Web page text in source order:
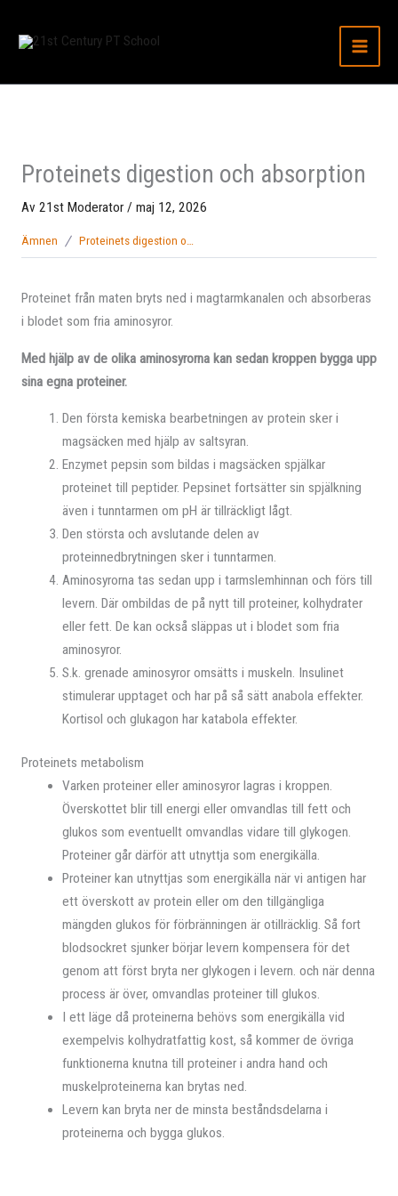
Proteinets digestion och absorption
Av 21st Moderator/ maj 12, 2026
Ämnen
Proteinet från maten bryts ned i magtarmkanalen och absorberas
i blodet som fria aminosyror.
Med hjälp av de olika aminosyrorna kan sedan kroppen bygga upp
sina egna proteiner.
Den första kemiska bearbetningen av protein sker i
magsäcken med hjälp av saltsyran.
Enzymet pepsin som bildas i magsäcken spjälkar
proteinet till peptider. Pepsinet fortsätter sin spjälkning
även i tunntarmen om pH är tillräckligt lågt.
Den största och avslutande delen av
proteinnedbrytningen sker i tunntarmen.
Aminosyrorna tas sedan upp i tarmslemhinnan och förs till
levern. Där ombildas de på nytt till proteiner, kolhydrater
eller fett. De kan också släppas ut i blodet som fria
aminosyror.
S.k. grenade aminosyror omsätts i muskeln. Insulinet
stimulerar upptaget och har på så sätt anabola effekter.
Kortisol och glukagon har katabola effekter.
Proteinets metabolism
Varken proteiner eller aminosyror lagras i kroppen.
Överskottet blir till energi eller omvandlas till fett och
glukos som eventuellt omvandlas vidare till glykogen.
Proteiner går därför att utnyttja som energikälla.
Proteiner kan utnyttjas som energikälla när vi antigen har
ett överskott av protein eller om den tillgängliga
mängden glukos för förbränningen är otillräcklig. Så fort
blodsockret sjunker börjar levern kompensera för det
genom att först bryta ner glykogen i levern. och när denna
process är över, omvandlas proteiner till glukos.
I ett läge då proteinerna behövs som energikälla vid
exempelvis kolhydratfattig kost, så kommer de övriga
funktionerna knutna till proteiner i andra hand och
muskelproteinerna kan brytas ned.
Levern kan bryta ner de minsta beståndsdelarna i
proteinerna och bygga glukos.